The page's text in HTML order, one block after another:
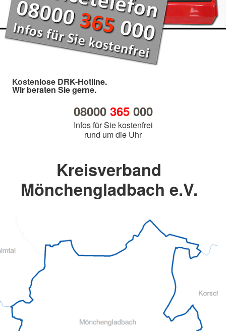
Kostenlose DRK-Hotline.
Wir beraten Sie gerne.
08000 365000
Infos für Sie kostenfrei
rund um die Uhr
Kreisverband
Mönchengladbach e.V.